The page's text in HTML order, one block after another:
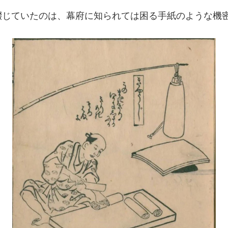
ていたのは、幕府に知られては困る手紙のような機